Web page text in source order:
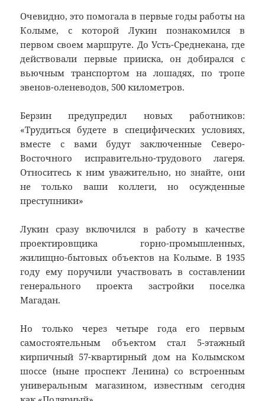
Очевидно, это помогала в первые годы работы на
Колыме, с которой Лукин познакомился в
первом своем маршруте. До Усть-Среднекана, где
действовали первые прииска, он добирался с
вьючным транспортом на лошадях, по тропе
эвенов-оленеводов, 500 километров.
Берзин предупредил новых работников:
«Трудиться будете в специфических условиях,
вместе с вами будут заключенные Северо-
Восточного исправительно-трудового лагеря.
Относитесь к ним уважительно, но знайте, они
не только ваши коллеги, но осужденные
преступники»
Лукин сразу включился в работу в качестве
проектировщика горно-промышленных,
жилищно-бытовых объектов на Колыме. В 1935
году ему поручили участвовать в составлении
генерального проекта застройки поселка
Магадан.
Но только через четыре года его первым
самостоятельным объектом стал 5-этажный
кирпичный 57-квартирный дом на Колымском
шоссе (ныне проспект Ленина) со встроенным
универальным магазином, известным сегодня